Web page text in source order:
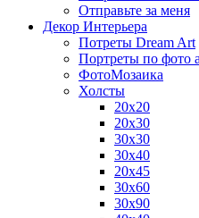
Отправьте за меня
Декор Интерьера
Потреты Dream Art
Портреты по фото
ФотоМозаика
Холсты
20х20
20х30
30х30
30х40
20х45
30х60
30х90